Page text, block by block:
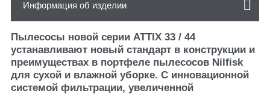
Информация об изделии
Пылесосы новой серии ATTIX 33 / 44
устанавливают новый стандарт в конструкции и
преимуществах в портфеле пылесосов Nilfisk
для сухой и влажной уборке. С инновационной
системой фильтрации, увеличенной